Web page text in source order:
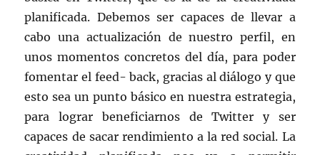
planificada. Debemos ser capaces de llevar a
cabo una actualización de nuestro perfil, en
unos momentos concretos del día, para poder
fomentar el feed- back, gracias al diálogo y que
esto sea un punto básico en nuestra estrategia,
para lograr beneficiarnos de Twitter y ser
capaces de sacar rendimiento a la red social. La